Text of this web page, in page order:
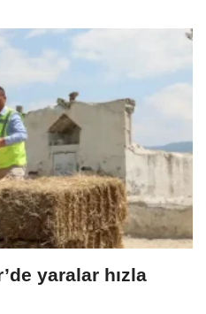
yaralar hızla